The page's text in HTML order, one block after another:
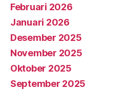
Februari 2026
Januari 2026
Desember 2025
November 2025
Oktober 2025
September 2025